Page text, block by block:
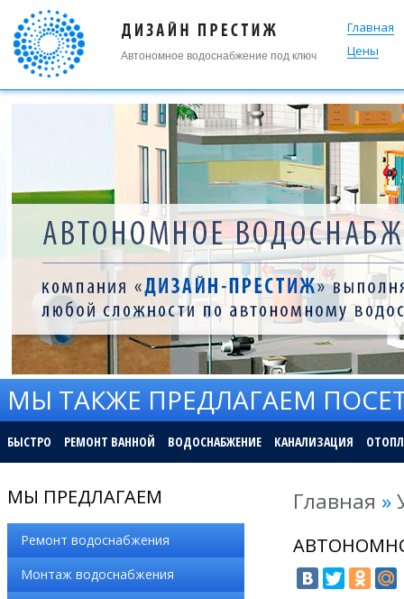
Автономное водоснабжение под ключ
Главная
Цены
МЫ ТАКЖЕ ПРЕДЛАГАЕМ
БЫСТРО РЕМОНТ ВАННОЙ ВОДОСНАБЖЕНИЕ КАНАЛИЗАЦИЯ
МЫ ПРЕДЛАГАЕМ
Ремонт водоснабжения
Монтаж водоснабжения
Главная »